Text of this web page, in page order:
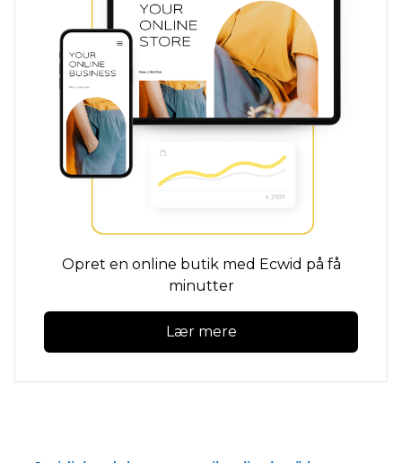
Opret en online butik med Ecwid på få
minutter
Lær mere